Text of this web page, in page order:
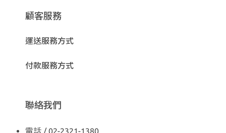
顧客服務
運送服務方式
付款服務方式
聯絡我們
電話 / 02-2321-1380